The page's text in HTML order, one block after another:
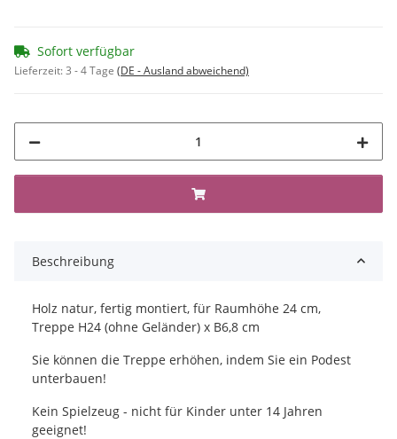
Sofort verfügbar
Lieferzeit:3 - 4 Tage (DE - Ausland abweichend)
Beschreibung
Holz natur, fertig montiert, für Raumhöhe 24 cm,
Treppe H24 (ohne Geländer) x B6,8 cm
Sie können die Treppe erhöhen, indem Sie ein Podest
unterbauen!
Kein Spielzeug - nicht für Kinder unter 14 Jahren
geeignet!